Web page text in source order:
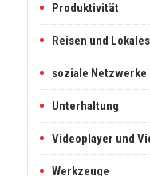
Produktivität
Reisen und Lokales
soziale Netzwerke
Unterhaltung
Videoplayer und
Werkzeuge